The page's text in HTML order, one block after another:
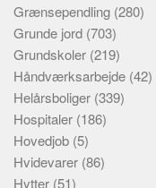
Grænsependling (280)
Grunde jord (703)
Grundskoler (219)
Håndværksarbejde (42)
Helårsboliger (339)
Hospitaler (186)
Hovedjob (5)
Hvidevarer (86)
Hytter (51)